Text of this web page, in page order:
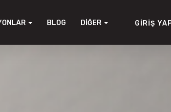
BLOG DIĞER GIRIŞ